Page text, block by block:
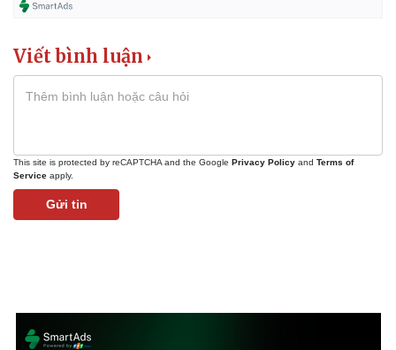
Chứng khoán
Viết bình luận
This site is protected by reCAPTCHA and the Google Privacy Policy and Terms of
Service apply.
Gửi tin